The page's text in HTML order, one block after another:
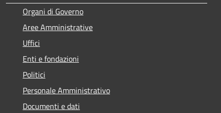
Organi di Governo
Aree Amministrative
Uffici
Enti e fondazioni
Politici
Personale Amministrativo
Documenti e dati